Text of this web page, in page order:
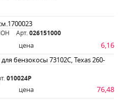
Арт. 026151000
цена 6,16
бензокосы 73102С, Texas 260-
010024Р
цена 76,48